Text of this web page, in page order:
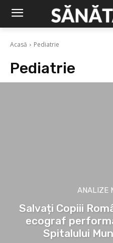
Acasă Pediatrie
Pediatrie
ANALIZE
Salvați Copiii
ecograf
Spitalului